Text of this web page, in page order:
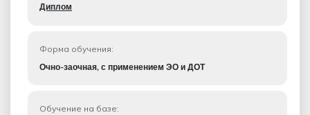
Диплом
Форма обучения:
Очно-заочная, с применением ЭО и ДОТ
Обучение на базе: